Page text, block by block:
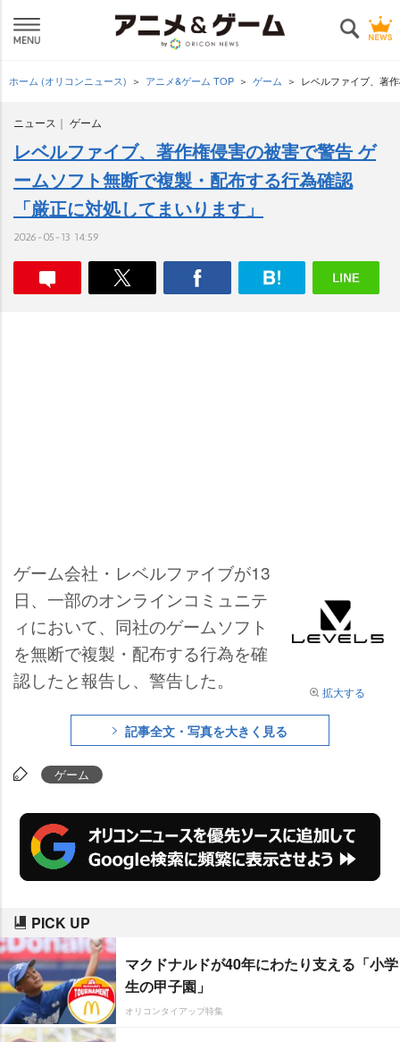
ホーム (オリコンニュース) アニメ&ゲーム TOP ゲーム レベルファイブ、著
ニュース ゲーム
レベルファイブ、著作権侵害の被害で警告 ゲ
ームソフト無断で複製・配布する行為確認
「厳正に対処してまいります」
2026-05-13 14:59
拡大する
ゲーム会社・レベルファイブが13
日、一部のオンラインコミュニテ
ィにおいて、同社のゲームソフト
を無断で複製・配布する行為を確
認したと報告し、警告した。
記事全文・写真を大きく見る
ゲーム
PICK UP
マクドナルドが40年にわたり支える「小学
生の甲子園」
オリコンタイアップ特集